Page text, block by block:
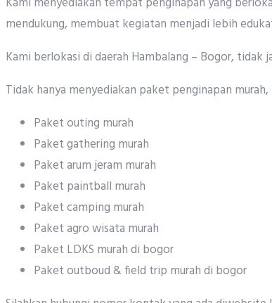
mendukung, membuat kegiatan menjadi lebih
Kami berlokasi di daerah Hambalang – Bogor,
Tidak hanya menyediakan paket penginapan
Paket outing murah
Paket gathering murah
Paket arum jeram murah
Paket paintball murah
Paket camping murah
Paket agro wisata murah
Paket LDKS murah di bogor
Paket outboud & field trip murah di bogor